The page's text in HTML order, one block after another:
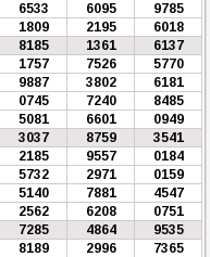
6533 6095
9785
1809 2195
6018
8185 1361
6137
1757 7526
5770
9887 3802
6181
0745 7240
8485
5081 6601
0949
3037 8759
3541
2185 9557
0184
5732 2971
0159
5140 7881
4547
2562 6208
0751
7285 4864
9535
8189 2996
7365